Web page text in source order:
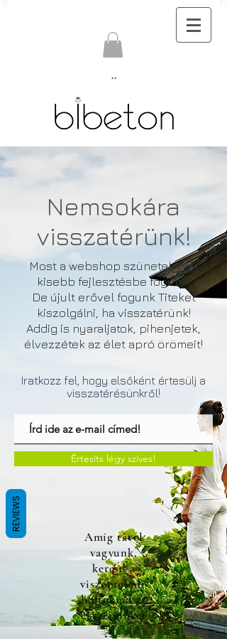
..
Nemsokára
visszatérünk!
Most a webshop szünetel, egy
kisebb fejlesztésbe fogunk!
De újult erővel fogunk Titeket
kiszolgálni, ha visszatérünk!
Addig is nyaraljatok, pihenjetek,
élvezzétek az élet apró örömeit!
Iratkozz fel, hogy elsőként értesülj a
visszatérésünkről!
Értesíts légy szíves!
Amíg távol
vagyunk,
keresd a
viszonteladó
boltoknál az
ékszereinket
!
REVIEWS